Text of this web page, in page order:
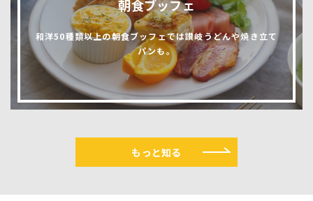
朝食ブッフェ
和洋50種類以上の朝食ブッフェでは讃岐うどんや焼き立て
パンも。
もっと知る